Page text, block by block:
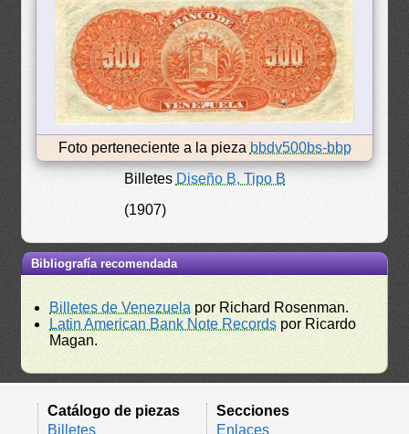
Foto perteneciente a la pieza bbdv500bs-bbp
Billetes Diseño B, Tipo B
(1907)
Bibliografía recomendada
Billetes de Venezuela por Richard Rosenman.
Latin American Bank Note Records por Ricardo
Magan.
Catálogo de piezas
Billetes
Secciones
Enlaces